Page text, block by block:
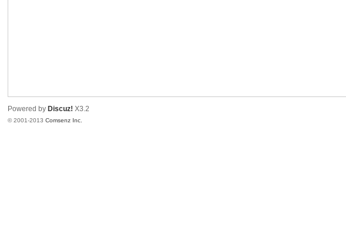
Powered by Discuz! X3.2
© 2001-2013Comsenz Inc.